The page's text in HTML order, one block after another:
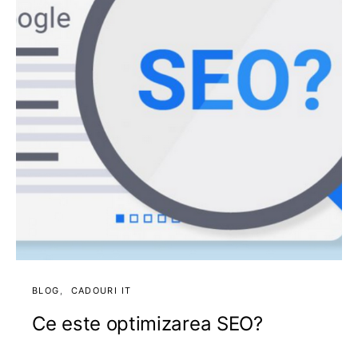
BLOG CADOURI IT
Ce este optimizarea SEO?